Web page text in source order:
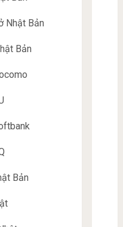
Nhật Bản
Bản
Bản